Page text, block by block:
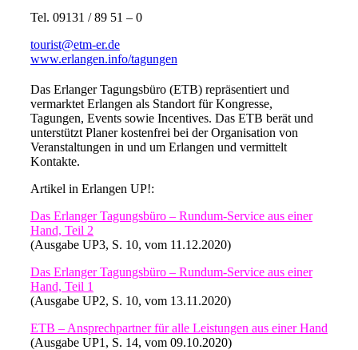
Tel. 09131 / 89 51 – 0
tourist@etm-er.de
www.erlangen.info/tagungen
Das Erlanger Tagungsbüro (ETB) repräsentiert und
vermarktet Erlangen als Standort für Kongresse,
Tagungen, Events sowie Incentives. Das ETB berät und
unterstützt Planer kostenfrei bei der Organisation von
Veranstaltungen in und um Erlangen und vermittelt
Kontakte.
Artikel in Erlangen UP!:
Das Erlanger Tagungsbüro – Rundum-Service aus einer
Hand, Teil 2
(Ausgabe UP3, S. 10, vom 11.12.2020)
Das Erlanger Tagungsbüro – Rundum-Service aus einer
Hand, Teil 1
(Ausgabe UP2, S. 10, vom 13.11.2020)
ETB – Ansprechpartner für alle Leistungen aus einer Hand
(Ausgabe UP1, S. 14, vom 09.10.2020)